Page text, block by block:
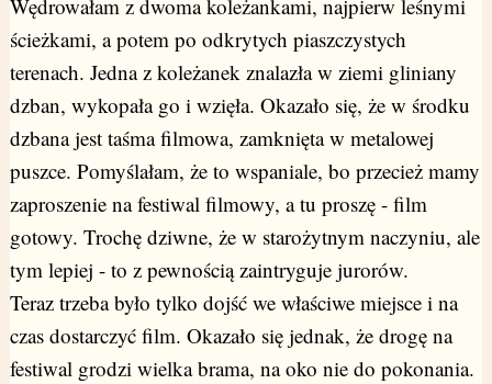
Wędrowałam z dwoma koleżankami, najpierw leśnymi
ścieżkami, a potem po odkrytych piaszczystych
terenach. Jedna z koleżanek znalazła w ziemi gliniany
dzban, wykopała go i wzięła. Okazało się, że w środku
dzbana jest taśma filmowa, zamknięta w metalowej
puszce. Pomyślałam, że to wspaniale, bo przecież mamy
zaproszenie na festiwal filmowy, a tu proszę - film
gotowy. Trochę dziwne, że w starożytnym naczyniu, ale
tym lepiej - to z pewnością zaintryguje jurorów.
Teraz trzeba było tylko dojść we właściwe miejsce i na
czas dostarczyć film. Okazało się jednak, że drogę na
festiwal grodzi wielka brama, na oko nie do pokonania.